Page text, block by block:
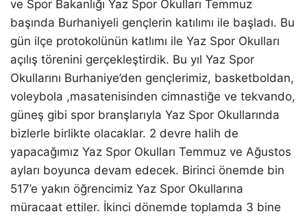
ve Spor Bakanlığı Yaz Spor Okulları Temmuz
başında Burhaniyeli gençlerin katılımı ile başladı. Bu
gün ilçe protokolünün katlımı ile Yaz Spor Okulları
açılış törenini gerçekleştirdik. Bu yıl Yaz Spor
Okullarını Burhaniye’den gençlerimiz, basketboldan,
voleybola ,masatenisinden cimnastiğe ve tekvando,
güneş gibi spor branşlarıyla Yaz Spor Okullarında
bizlerle birlikte olacaklar. 2 devre halih de
yapacağımız Yaz Spor Okulları Temmuz ve Ağustos
ayları boyunca devam edecek. Birinci önemde bin
517’e yakın öğrencimiz Yaz Spor Okullarına
müracaat ettiler. İkinci dönemde toplamda 3 bine